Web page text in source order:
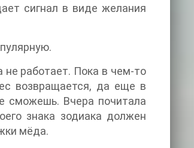
сигнал в виде желания
работает. Пока в чем-то
возвращается, да еще в
сможешь. Вчера почитала
знака зодиака должен
мёда.